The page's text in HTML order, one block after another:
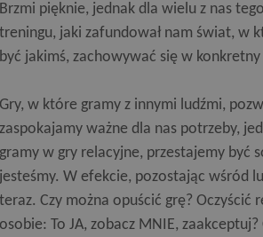
Brzmi pięknie, jednak dla wielu z nas
treningu, jaki zafundował nam świat, w
być jakimś, zachowywać się w
Gry, w które gramy z innymi ludźmi,
zaspokajamy ważne dla nas potrzeby,
gramy w gry relacyjne, przestajemy być
jesteśmy. W efekcie, pozostając wśród
teraz. Czy można opuścić grę?
osobie: To JA, zobacz MNIE,